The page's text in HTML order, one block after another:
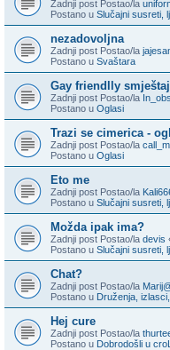
Zadnji post Postao/la
Postano u Slučajni susreti,
nezadovoljna
Zadnji post Postao/la
Postano u Svaštara
Gay friendlly
Zadnji post Postao/la
Postano u Oglasi
Trazi se cimerica -
Zadnji post Postao/la
Postano u Oglasi
Eto me
Zadnji post Postao/la
Postano u Slučajni susreti,
Možda ipak ima?
Zadnji post Postao/la devis
Postano u Slučajni susreti,
Chat?
Zadnji post Postao/la
Postano u Druženja,
Hej cure
Zadnji post Postao/la
Postano u Dobrodošli u